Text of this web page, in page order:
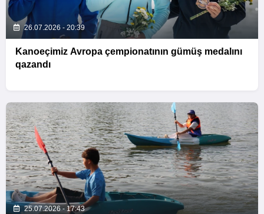
26.07.2026 - 20:39
Kanoeçimiz Avropa çempionatının gümüş medalını
qazandı
25.07.2026 - 17:43